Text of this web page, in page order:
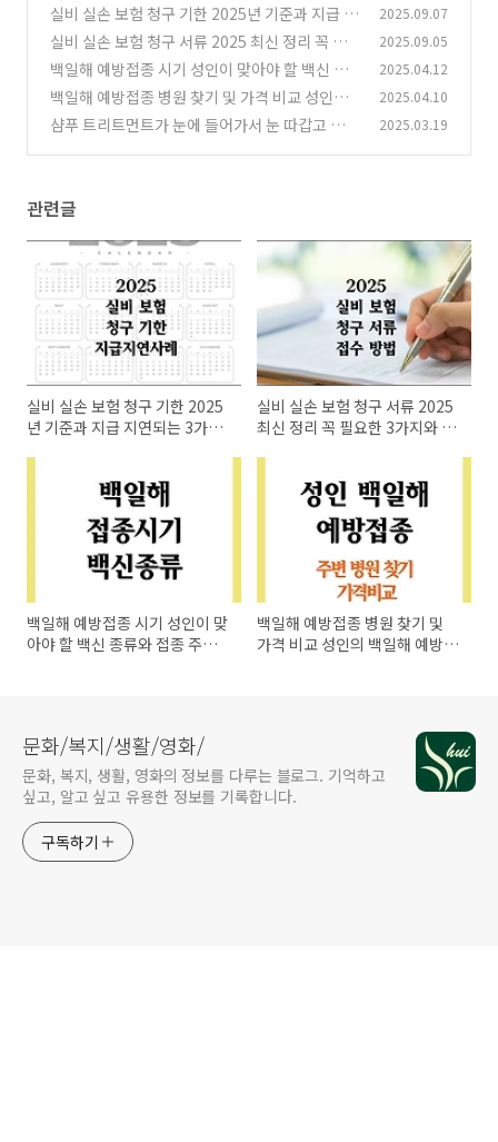
실비 실손 보험 청구 기한 2025년 기준과 지급 지
연되는 3가지 사례 (0)
2025.09.07
실비 실손 보험 청구 서류 2025 최신 정리 꼭 필
요한 3가지와 접수 방법 (1)
2025.09.05
백일해 예방접종 시기 성인이 맞아야 할 백신 종
류와 접종 주기 DTaP와 Tdap
(0)
2025.04.12
백일해 예방접종 병원 찾기 및 가격 비교 성인의
백일해 예방접종
(1)
2025.04.10
샴푸 트리트먼트가 눈에 들어가서 눈 따갑고 충
2025.03.19
관련글
실비 실손 보험 청구 기한 2025
년 기준과 지급 지연되는 3가지
실비 실손 보험 청구 서류 2025
최신 정리 꼭 필요한 3가지와 접
백일해 예방접종 시기 성인이 맞
아야 할 백신 종류와 접종 주기
백일해 예방접종 병원 찾기 및
가격 비교 성인의 백일해 예방접
문화/복지/생활/영화/
문화, 복지, 생활, 영화의 정보를 다루는 블로그. 기억하고
싶고, 알고 싶고 유용한 정보를 기록합니다.
구독하기